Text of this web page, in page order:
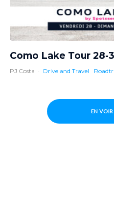
Como Lake Tour 28-
PJ Costa · Drive and Travel
EN VOIR